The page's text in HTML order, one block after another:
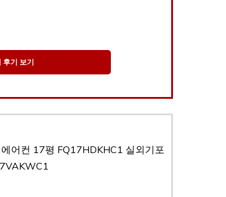
후기 보기
어컨 17평 FQ17HDKHC1 실외기포